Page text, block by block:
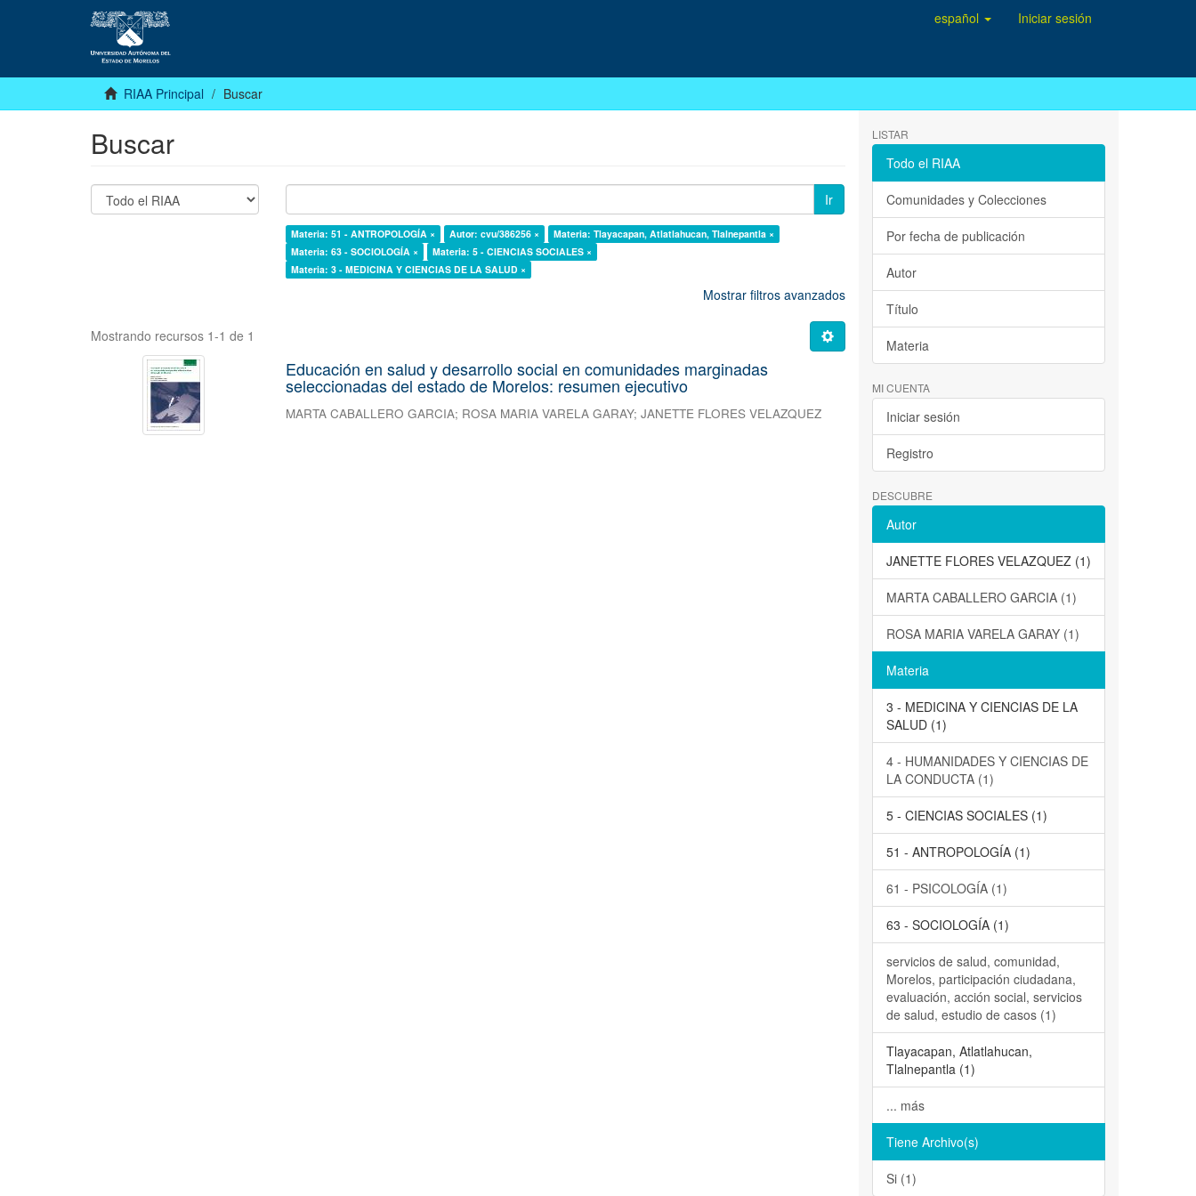
español Iniciar sesión
RIAA Principal Buscar
Buscar
Ir
Materia: 51 - ANTROPOLOGÍA × Autor: cvu/386256 ×
Materia: Tlayacapan, Atlatlahucan, Tlalnepantla ×
Materia: 63 - SOCIOLOGÍA ×
Materia: 5 - CIENCIAS SOCIALES ×
Materia: 3 - MEDICINA Y CIENCIAS DE LA SALUD ×
Mostrar filtros avanzados
Mostrando recursos 1-1 de 1
Educación en salud y desarrollo social en comunidades marginadas
seleccionadas del estado de Morelos: resumen ejecutivo
MARTA CABALLERO GARCIA; ROSA MARIA VARELA GARAY;JANETTE FLORES VELAZQUEZ
LISTAR
Todo el RIAA
Comunidades y Colecciones
Por fecha de publicación
Autor
Título
Materia
MI CUENTA
Iniciar sesión
Registro
DESCUBRE
Autor
JANETTE FLORES VELAZQUEZ (1)
MARTA CABALLERO GARCIA (1)
ROSA MARIA VARELA GARAY (1)
Materia
3 - MEDICINA Y CIENCIAS DE LA
SALUD (1)
4 - HUMANIDADES Y CIENCIAS DE
LA CONDUCTA (1)
5 - CIENCIAS SOCIALES (1)
51 - ANTROPOLOGÍA (1)
61 - PSICOLOGÍA (1)
63 - SOCIOLOGÍA (1)
servicios de salud, comunidad,
Morelos, participación ciudadana,
evaluación, acción social, servicios
de salud, estudio de casos (1)
Tlayacapan, Atlatlahucan,
Tlalnepantla (1)
... más
Tiene Archivo(s)
Si (1)